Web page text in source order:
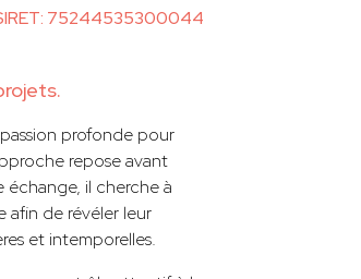
75244535300044
profonde pour
repose avant
il cherche à
afin de révéler leur
et intemporelles.